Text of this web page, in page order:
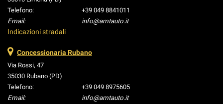
satellitare • Specchietti laterali elettrici • Spoiler • Start/Stop
Vivavoce • Volante in pelle • Volante multifunzione
Telefono:
+39 049 8841011
Email:
info@amtauto.it
Indicazioni stradali
Concessionaria Rubano
Via Rossi, 47
35030 Rubano (PD)
Telefono:
+39 049 8975605
Email:
info@amtauto.it